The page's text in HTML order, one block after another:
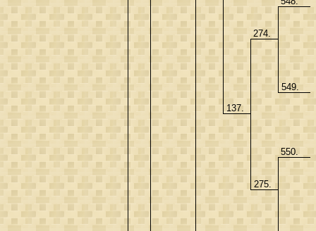
137.
274.
549.
275.
550.